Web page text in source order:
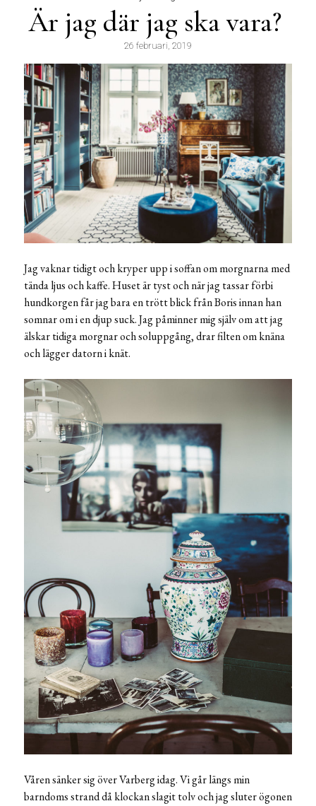
Är jag där jag ska vara?
26 februari, 2019
Jag vaknar tidigt och kryper upp i soffan om morgnarna med
tända ljus och kaffe. Huset är tyst och när jag tassar förbi
hundkorgen får jag bara en trött blick från Boris innan han
somnar om i en djup suck. Jag påminner mig själv om att jag
älskar tidiga morgnar och soluppgång, drar filten om knäna
och lägger datorn i knät.
Våren sänker sig över Varberg idag. Vi går längs min
barndoms strand då klockan slagit tolv och jag sluter ögonen